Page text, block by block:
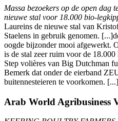
Massa bezoekers op de open dag
nieuwe stal voor 18.000 bio-
Laureins de nieuwe stal van
Staelens in gebruik genomen.
oogde bijzonder mooi afgewerkt.
is de stal zeer ruim voor de
Step volières van Big Dutchman
Bemerk dat onder de eierband
buitennesteieren te voorkomen. [...]
Arab World Agribusiness